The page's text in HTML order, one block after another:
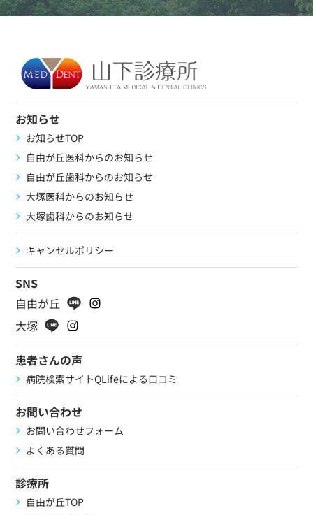
お知らせ
お知らせTOP
自由が丘医科からのお知らせ
自由が丘歯科からのお知らせ
大塚医科からのお知らせ
大塚歯科からのお知らせ
キャンセルポリシー
SNS
自由が丘
大塚
患者さんの声
病院検索サイトQLifeによる口コミ
お問い合わせ
お問い合わせフォーム
よくある質問
診療所
自由が丘TOP